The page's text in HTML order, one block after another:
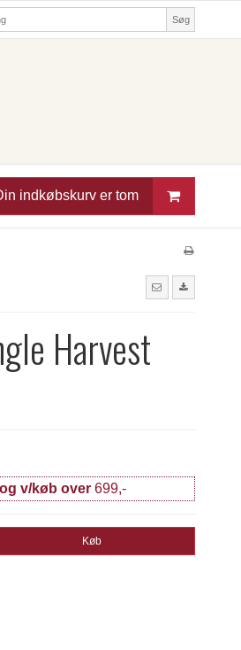
Søg
indkøbskurv er tom
Harvest
v/køb over 699,-
Køb